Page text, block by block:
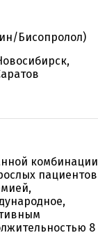
Бисопролол)
комбинации
пациентов
8